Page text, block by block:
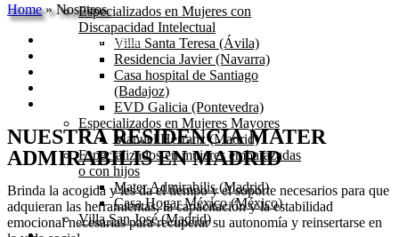
Especializados en Mujeres con
Discapacidad Intelectual
Villa Santa Teresa (Ávila)
Residencia Javier (Navarra)
Casa hospital de Santiago
(Badajoz)
EVD Galicia (Pontevedra)
Especializados en Mujeres Mayores
Manuel Herranz (Madrid)
Especializados en mujeres embarazadas
o con hijos
Mater Admirabilis (Madrid)
Casa Hogar México (México)
Villa San José (Madrid)
Home»Nosotros
Mater Admirabilis
Instalaciones
NUESTRA RESIDENCIA MATER
ADMIRABILISEN MADRID
Brinda la acogida y les da el tiempo y el soporte necesarios para que
adquieran las herramientas, la capacitación y la estabilidad
emocional necesarias para recuperar su autonomía y reinsertarse en